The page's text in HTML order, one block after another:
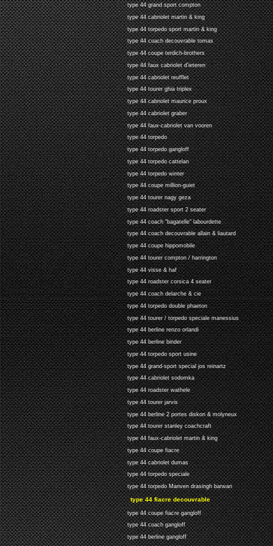
type 44 grand sport compton
type 44 cabriolet martin & king
type 44 torpedo sport martin & king
type 44 coach decouvrable tomas
type 44 coupe terdich-brothers
type 44 faux cabriolet d'ieteren
type 44 cabriolet reufflet
type 44 tourer ghia triplex
type 44 cabriolet maurice proux
type 44 cabriolet graber
type 44 faux-cabriolet van vooren
type 44 torpedo
type 44 torpedo gangloff
type 44 torpedo cattelan
type 44 torpedo winter
type 44 coupe million-guiet
type 44 tourer nagy geza
type 44 roadster sport 2 seater
type 44 coach "bagatelle" labourdette
type 44 coach decouvrable allain & liautard
type 44 coupe hippomobile
type 44 tourer compton / harrington
type 44 visse & haf
type 44 roadster corsica 4 seater
type 44 coach delarche & cie
type 44 torpedo double phaeton
type 44 tourer / torpedo speciale manessius
type 44 berline renzo orlandi
type 44 berline binder
type 44 torpedo sport usine
type 44 grand-sport special jos reinartz
type 44 cabriolet sodomka
type 44 roadster wathele
type 44 tourer jarvis
type 44 berline 2 portes diskon & molyneux
type 44 tourer stanley coachcraft
type 44 faux-cabriolet martin & king
type 44 coupe fiacre
type 44 cabriolet dumas
type 44 torpedo speciale
type 44 torpedo Manven drasingh barwan
type 44 fiacre decouvrable
type 44 coupe fiacre gangloff
type 44 coach gangloff
type 44 berline gangloff